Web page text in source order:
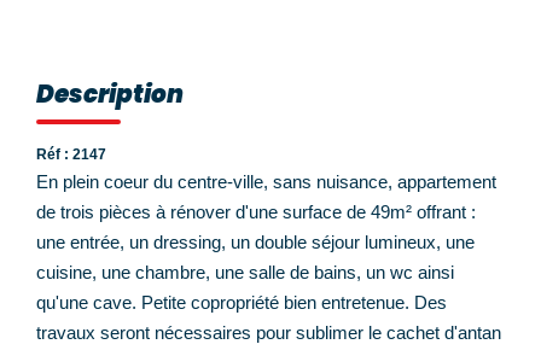
Description
Réf : 2147
En plein coeur du centre-ville, sans nuisance, appartement
de trois pièces à rénover d'une surface de 49m² offrant :
une entrée, un dressing, un double séjour lumineux, une
cuisine, une chambre, une salle de bains, un wc ainsi
qu'une cave. Petite copropriété bien entretenue. Des
travaux seront nécessaires pour sublimer le cachet d'antan